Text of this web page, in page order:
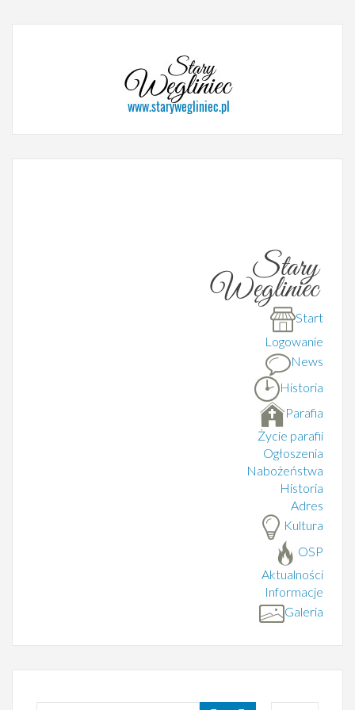
Start
Logowanie
News
Historia
Parafia
Życie parafii
Ogłoszenia
Nabożeństwa
Historia
Adres
Kultura
OSP
Aktualności
Informacje
Galeria